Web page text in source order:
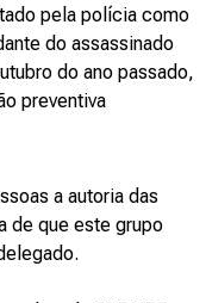
pela polícia como
do assassinado
do ano passado,
preventiva
a autoria das
de que este grupo